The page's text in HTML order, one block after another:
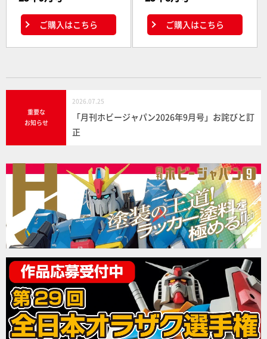
ご購入はこちら ご購入はこちら
重要な
お知らせ
2026.07.25
「月刊ホビージャパン2026年9月号」お詫びと訂
正